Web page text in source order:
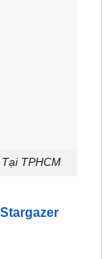
TPHCM